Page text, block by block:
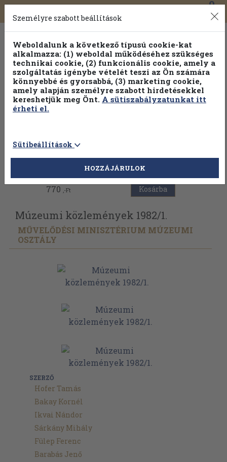
Toggle
navigation
0
Vissza az előző oldalra
770 ,-Ft Kosárba
Múzeumi közlemények 1982/1.
MŰVELŐDÉSI MINISZTÉRIUM MÚZEUMI
OSZTÁLY
SZERZŐ
Hofer Tamás
Bakay Kornél
Ikvai Nándor
Sárkány Mihály
Fülep Ferenc
Barabás Jenő
Személyre szabott beállítások
Weboldalunk a következő típusú cookie-kat
alkalmazza: (1) weboldal működéséhez szükséges
technikai cookie, (2) funkcionális cookie, amely a
szolgáltatás igénybe vételét teszi az Ön számára
könnyebbé és gyorsabbá, (3) marketing cookie,
amely alapján személyre szabott hirdetésekkel
kereshetjük meg Önt. A sütiszabályzatunkat itt
érheti el.
Sütibeállítások
HOZZÁJÁRULOK